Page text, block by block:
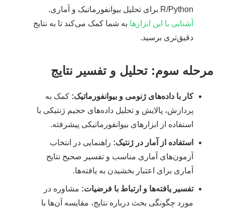
R/Python برای تحلیل بیوانفورماتیک و آماری.
آشنایی با این ابزارها به شما کمک می‌کند تا به نتایج
دقیق‌تری برسید.
مرحله سوم: تحلیل و تفسیر نتایج
کار با داده‌های ژنومی و بیوانفورماتیک: کمک به
پردازش، پالایش و تحلیل داده‌های حجیم ژنتیکی با
استفاده از ابزارهای بیوانفورماتیکی پیشرفته.
استفاده از آمار در ژنتیک: راهنمایی در انتخاب
آزمون‌های آماری مناسب و تفسیر صحیح نتایج
آماری برای اعتبار بخشیدن به یافته‌ها.
تفسیر یافته‌ها و ارتباط با فرضیات: مشاوره در
مورد چگونگی بحث درباره نتایج، مقایسه آن‌ها با